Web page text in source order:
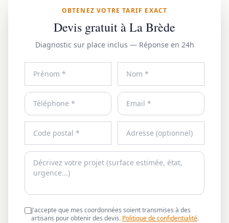
OBTENEZ VOTRE TARIF EXACT
Devis gratuit à La Brède
Diagnostic sur place inclus — Réponse en 24h
J'accepte que mes coordonnées soient transmises à des
artisans pour obtenir des devis. Politique de confidentialité.